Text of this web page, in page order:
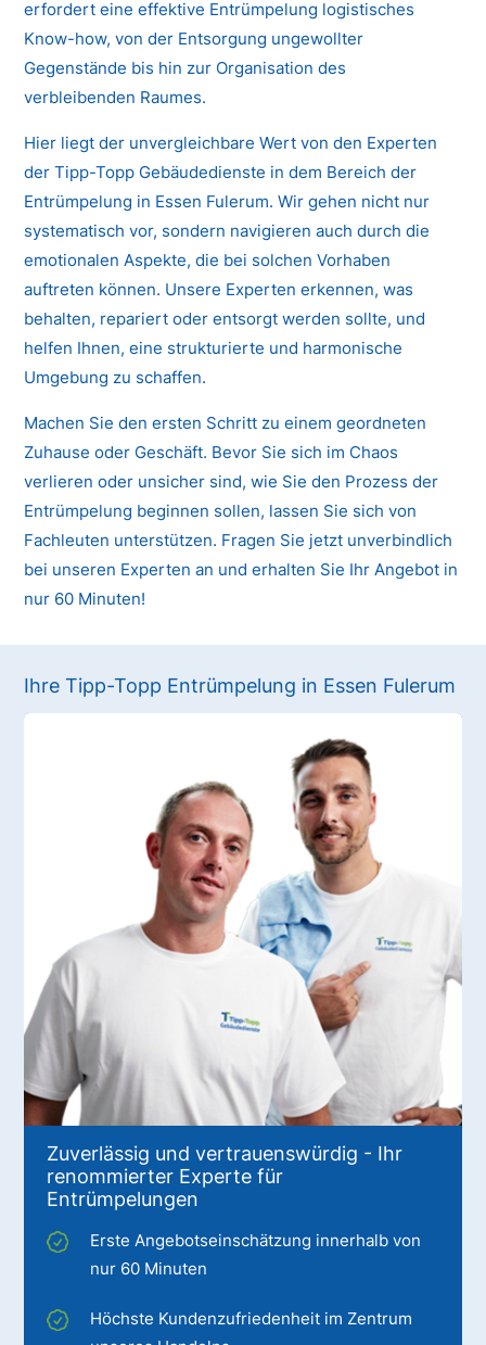
erfordert eine effektive Entrümpelung logistisches
Know-how, von der Entsorgung ungewollter
Gegenstände bis hin zur Organisation des
verbleibenden Raumes.
Hier liegt der unvergleichbare Wert von den Experten
der Tipp-Topp Gebäudedienste in dem Bereich der
Entrümpelung in Essen Fulerum. Wir gehen nicht nur
systematisch vor, sondern navigieren auch durch die
emotionalen Aspekte, die bei solchen Vorhaben
auftreten können. Unsere Experten erkennen, was
behalten, repariert oder entsorgt werden sollte, und
helfen Ihnen, eine strukturierte und harmonische
Umgebung zu schaffen.
Machen Sie den ersten Schritt zu einem geordneten
Zuhause oder Geschäft. Bevor Sie sich im Chaos
verlieren oder unsicher sind, wie Sie den Prozess der
Entrümpelung beginnen sollen, lassen Sie sich von
Fachleuten unterstützen. Fragen Sie jetzt unverbindlich
bei unseren Experten an und erhalten Sie Ihr Angebot in
nur 60 Minuten!
Ihre Tipp-Topp Entrümpelung in Essen Fulerum
Zuverlässig und vertrauenswürdig - Ihr
renommierter Experte für
Entrümpelungen
Erste Angebotseinschätzung innerhalb von
nur 60 Minuten
Höchste Kundenzufriedenheit im Zentrum